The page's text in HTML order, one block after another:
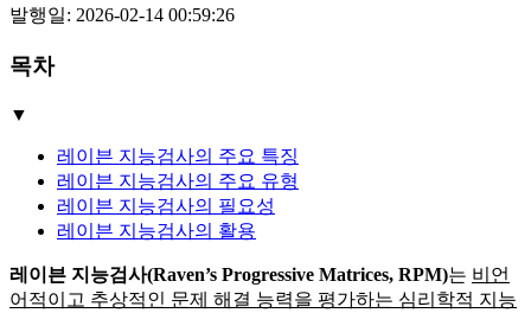
발행일: 2026-02-14 00:59:26
목차
▼
레이븐 지능검사의 주요 특징
레이븐 지능검사의 주요 유형
레이븐 지능검사의 필요성
레이븐 지능검사의 활용
레이븐 지능검사(Raven’s Progressive Matrices, RPM)는 비언
어적이고 추상적인 문제 해결 능력을 평가하는 심리학적 지능